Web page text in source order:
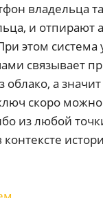
владельца
и отпирают
этом система
связывает
облако, а значит
скоро можно
из любой